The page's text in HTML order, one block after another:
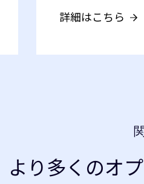
詳細はこちら
より多くのオ